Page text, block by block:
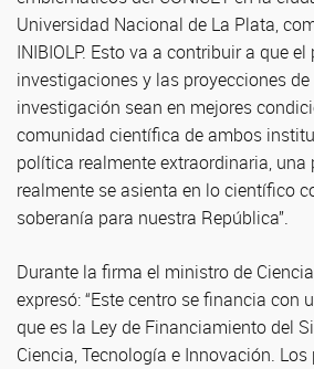
Universidad Nacional de La Plata,
INIBIOLP. Esto va a contribuir a que
investigaciones y las proyecciones
investigación sean en mejores
comunidad científica de ambos
política realmente extraordinaria, una
realmente se asienta en lo científico
soberanía para nuestra República”.
Durante la firma el ministro de
expresó: “Este centro se financia con
que es la Ley de Financiamiento del
Ciencia, Tecnología e Innovación.